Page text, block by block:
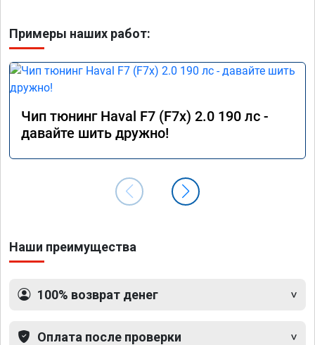
Примеры наших работ:
Чип тюнинг Haval F7 (F7x) 2.0 190 лс -
давайте шить дружно!
Наши преимущества
100% возврат денег
Оплата после проверки